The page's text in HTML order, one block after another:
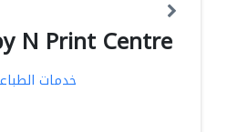
N Print Centre
خدمات